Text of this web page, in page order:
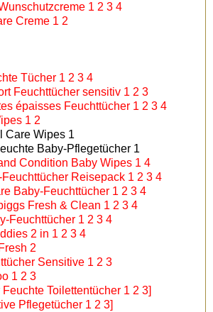
1 2 3 4
Creme 1 2
Tücher 1 2 3 4
Feuchttücher sensitiv 1 2 3
épaisses Feuchttücher 1 2 3 4
1 2
Care Wipes 1
Baby-Pflegetücher 1
Condition Baby Wipes 1 4
Reisepack 1 2 3 4
Baby-Feuchttücher 1 2 3 4
Fresh & Clean 1 2 3 4
Feuchttücher 1 2 3 4
2 in 1 2 3 4
2
Sensitive 1 2 3
1 2 3
Toilettentücher 1 2 3]
Pflegetücher 1 2 3]